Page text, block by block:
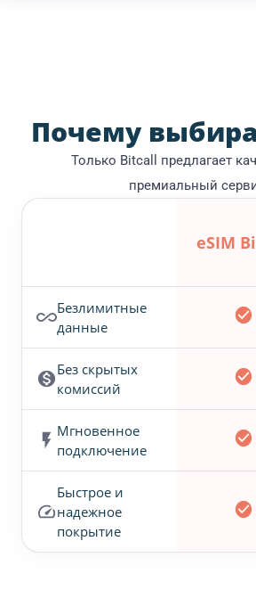
Почему
Только Bitcall предлагает
премиальный
eSIM
Безлимитные
данные
Без скрытых
комиссий
Мгновенное
подключение
Быстрое и
надежное
покрытие